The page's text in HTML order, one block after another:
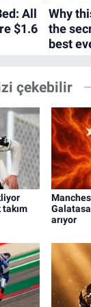
çekebilir
takım
arıyor